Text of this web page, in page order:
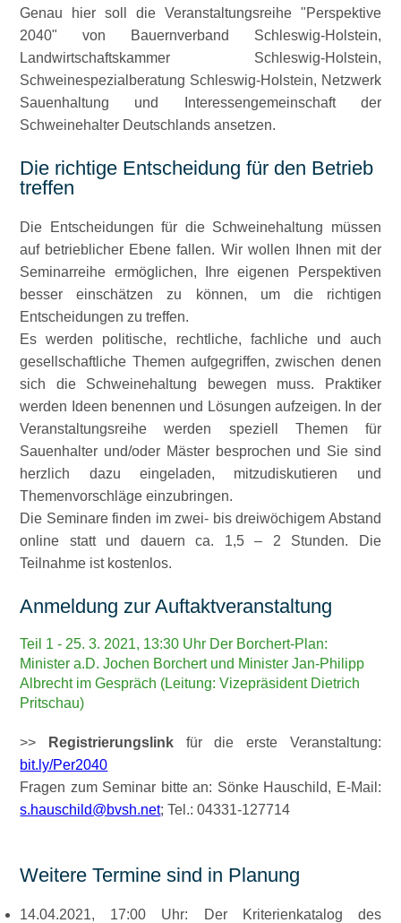
Genau hier soll die Veranstaltungsreihe
Perspektive
2040
von Bauernverband Schleswig-Holstein,
Landwirtschaftskammer Schleswig-Holstein,
Schweinespezialberatung Schleswig-Holstein, Netzwerk
Sauenhaltung und Interessengemeinschaft der
Schweinehalter Deutschlands ansetzen.
Die richtige Entscheidung für den Betrieb
treffen
Die Entscheidungen für die Schweinehaltung müssen
auf betrieblicher Ebene fallen. Wir wollen Ihnen mit der
Seminarreihe ermöglichen, Ihre eigenen Perspektiven
besser einschätzen zu können, um die richtigen
Entscheidungen zu treffen.
Es werden politische, rechtliche, fachliche und auch
gesellschaftliche Themen aufgegriffen, zwischen denen
sich die Schweinehaltung bewegen muss. Praktiker
werden Ideen benennen und Lösungen aufzeigen. In der
Veranstaltungsreihe werden speziell Themen für
Sauenhalter und/oder Mäster besprochen und Sie sind
herzlich dazu eingeladen, mitzudiskutieren und
Themenvorschläge einzubringen.
Die Seminare finden im zwei- bis dreiwöchigem Abstand
online statt und dauern ca. 1,5 – 2 Stunden. Die
Teilnahme ist kostenlos.
Anmeldung zur Auftaktveranstaltung
Teil 1 - 25. 3. 2021, 13:30 Uhr Der Borchert-Plan:
Minister a.D. Jochen Borchert und Minister Jan-Philipp
Albrecht im Gespräch (Leitung: Vizepräsident Dietrich
Pritschau)
>> Registrierungslink für die erste Veranstaltung:
bit.ly/Per2040
Fragen zum Seminar bitte an: Sönke Hauschild, E-Mail:
s.hauschild@bvsh.net; Tel.: 04331-127714
Weitere Termine sind in Planung
14.04.2021, 17:00 Uhr: Der Kriterienkatalog des